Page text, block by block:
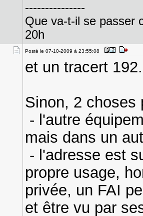
---------------
Que va-t-il se passer
20h
Posté le 07-10-2009 à 23:55:08
et un tracert
Sinon, 2 choses
- l'autre
mais dans un
- l'adresse est
propre usage,
privée, un FAI
et être vu par